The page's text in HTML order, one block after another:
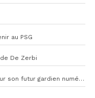
au PSG
De Zerbi
Restes, Atubolu, Bulka… L’OM galère pour son futur gardien numéro 1